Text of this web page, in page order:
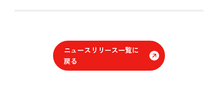
ニュースリリース一覧に
戻る